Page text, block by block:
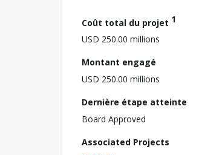
Coût total du projet 1
USD 250.00 millions
Montant engagé
USD 250.00 millions
Dernière étape atteinte
Board Approved
Associated Projects